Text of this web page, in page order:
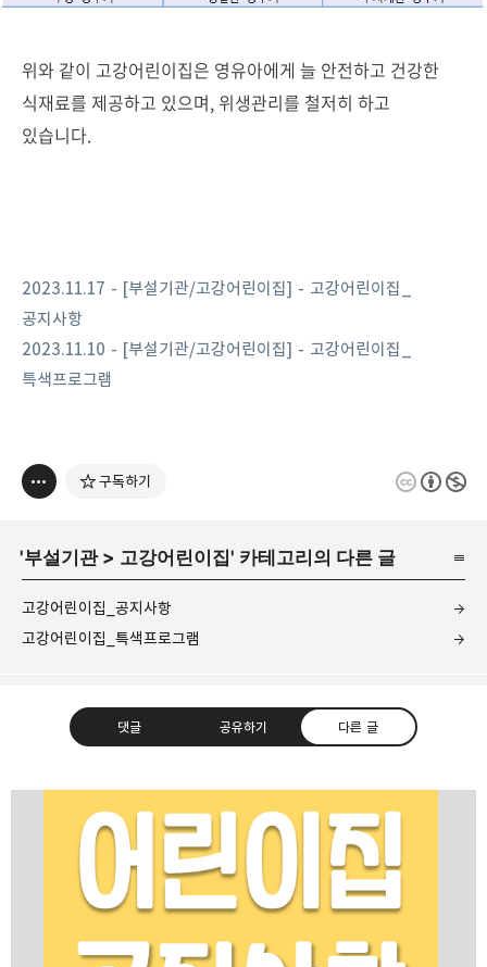
위와 같이 고강어린이집은 영유아에게 늘 안전하고 건강한
식재료를 제공하고 있으며, 위생관리를 철저히 하고
있습니다.
2023.11.17 - [부설기관/고강어린이집] - 고강어린이집_
공지사항
2023.11.10 - [부설기관/고강어린이집] - 고강어린이집_
특색프로그램
구독하기
'부설기관> 고강어린이집' 카테고리의 다른 글
고강어린이집_공지사항
고강어린이집_특색프로그램
댓글 공유하기 다른 글
고강종합사회복지관
주민의 가능성과 꿈을 실현하는 지역사회를 응원하는
고강종합사회복지관입니다.
구독하기
카카오톡 트위터